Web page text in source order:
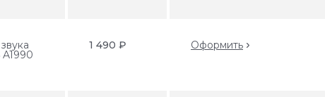
1 490 ₽ Оформить